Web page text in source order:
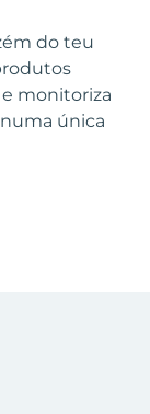
do teu
monitoriza
única